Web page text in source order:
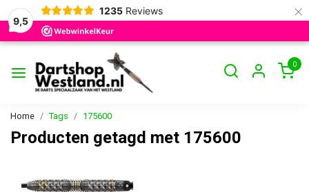
9,5
1235 Reviews ×
0
Home Tags 175600
Producten getagd met 175600